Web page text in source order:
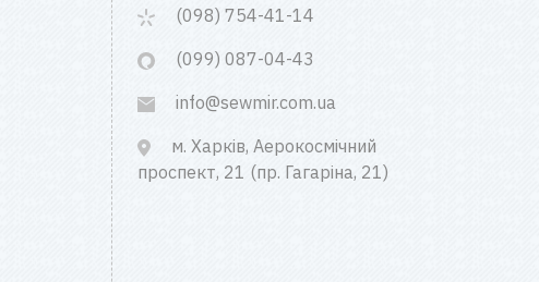
(098) 754-41-14
(099) 087-04-43
info@sewmir.com.ua
м. Харків, Аерокосмічний
проспект, 21 (пр. Гагаріна, 21)